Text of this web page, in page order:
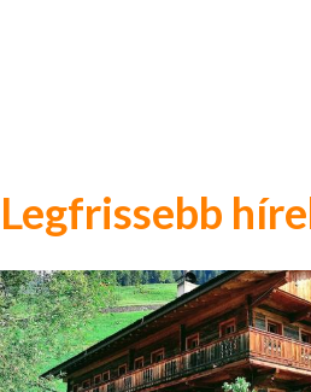
Legfrissebb